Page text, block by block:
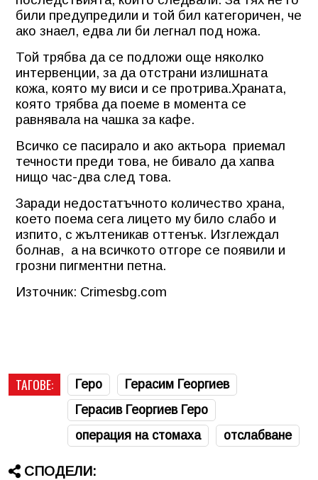
били предупредили и той бил категоричен, че
ако знаел, едва ли би легнал под ножа.
Той трябва да се подложи още няколко
интервенции, за да отстрани излишната
кожа, която му виси и се протрива.Храната,
която трябва да поеме в момента се
равнявала на чашка за кафе.
Всичко се пасирало и ако актьора приемал
течности преди това, не бивало да хапва
нищо час-два след това.
Заради недостатъчното количество храна,
което поема сега лицето му било слабо и
изпито, с жълтеникав оттенък. Изглеждал
болнав, а на всичкото отгоре се появили и
грозни пигментни петна.
Източник: Crimesbg.com
ТАГОВЕ: Геро
Герасим Георгиев
Герасив Георгиев Геро
операция на стомаха
отслабване
СПОДЕЛИ: